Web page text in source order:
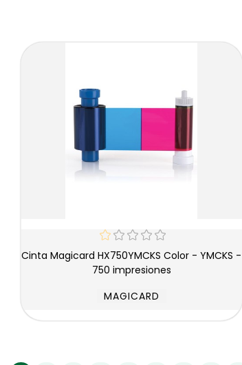
Cinta Magicard HX750YMCKS Color - YMCKS -
750 impresiones
MAGICARD